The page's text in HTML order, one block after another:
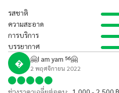
รสชาติ
ความสะอาด
การบริการ
บรรยากาศ
 🤗I am yam ⁵⁶🤗
2 พฤศจิกายน 2022